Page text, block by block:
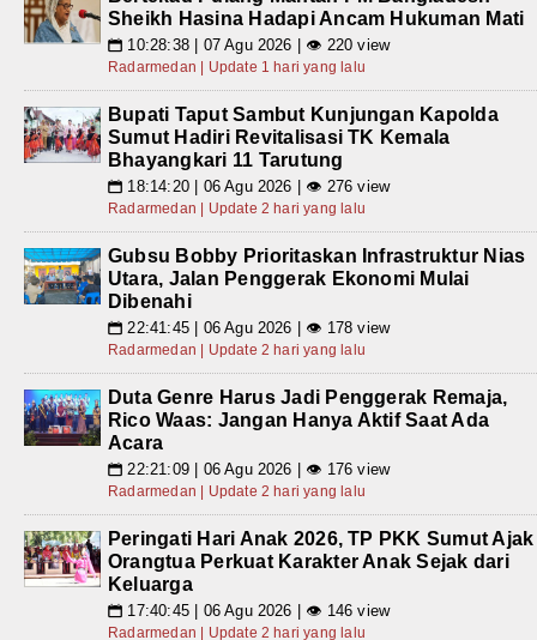
Sheikh Hasina Hadapi Ancam Hukuman Mati
📅 10:28:38 | 07 Agu 2026 | 👁 220 view
Radarmedan | Update 1 hari yang lalu
Bupati Taput Sambut Kunjungan Kapolda
Sumut Hadiri Revitalisasi TK Kemala
Bhayangkari 11 Tarutung
📅 18:14:20 | 06 Agu 2026 | 👁 276 view
Radarmedan | Update 2 hari yang lalu
Gubsu Bobby Prioritaskan Infrastruktur Nias
Utara, Jalan Penggerak Ekonomi Mulai
Dibenahi
📅 22:41:45 | 06 Agu 2026 | 👁 178 view
Radarmedan | Update 2 hari yang lalu
Duta Genre Harus Jadi Penggerak Remaja,
Rico Waas: Jangan Hanya Aktif Saat Ada
Acara
📅 22:21:09 | 06 Agu 2026 | 👁 176 view
Radarmedan | Update 2 hari yang lalu
Peringati Hari Anak 2026, TP PKK Sumut Ajak
Orangtua Perkuat Karakter Anak Sejak dari
Keluarga
📅 17:40:45 | 06 Agu 2026 | 👁 146 view
Radarmedan | Update 2 hari yang lalu